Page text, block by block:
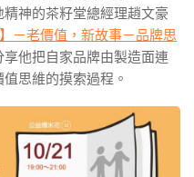
神的茶籽堂總經理趙文豪
－老價值，新故事－品牌思
享他把自家品牌由製造面連
思維的摸索過程。